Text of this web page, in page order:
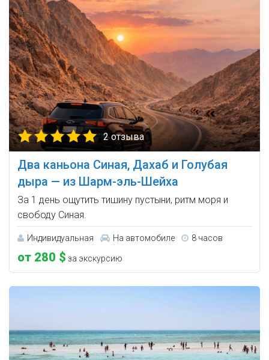
2 отзыва
Два каньона Синая, Дахаб и Голубая
дыра — из Шарм-эль-Шейха
За 1 день ощутить тишину пустыни, ритм моря и
свободу Синая.
Индивидуальная На автомобиле 8 часов
от 280 $ за экскурсию